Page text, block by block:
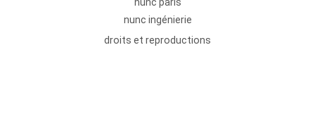
nunc ingénierie
droits et reproductions